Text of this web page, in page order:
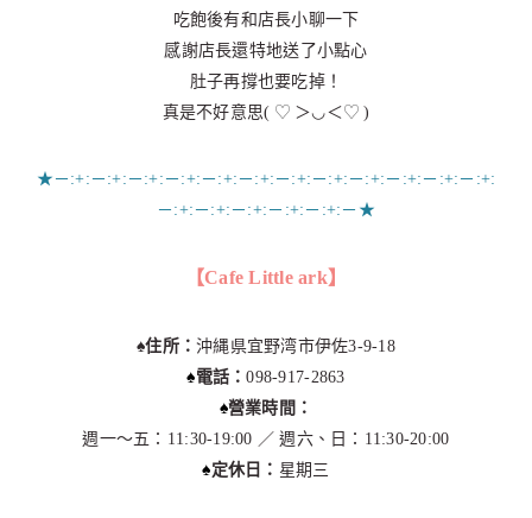
吃飽後有和店長小聊一下
感謝店長還特地送了小點心
肚子再撐也要吃掉！
真是不好意思( ♡ ＞◡＜♡ )
★－:+:－:+:－:+:－:+:－:+:－:+:－:+:－:+:－:+:－:+:－:+:－:+:
－:+:－:+:－:+:－:+:－:+:－★
【Cafe Little ark】
♠︎住所：沖縄県宜野湾市伊佐3-9-18
♠︎電話：098-917-2863
♠︎營業時間：
週一～五：11:30-19:00 ／ 週六、日：11:30-20:00
♠︎定休日： 星期三